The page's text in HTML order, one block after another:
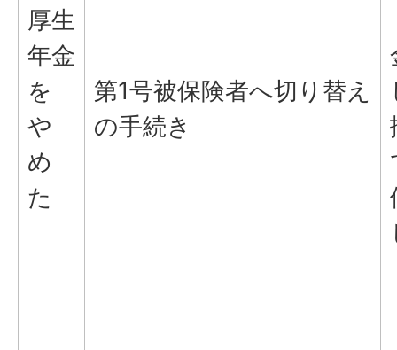
厚生
年金
を
や
め
た
第1号被保険者へ切り替え
の手続き